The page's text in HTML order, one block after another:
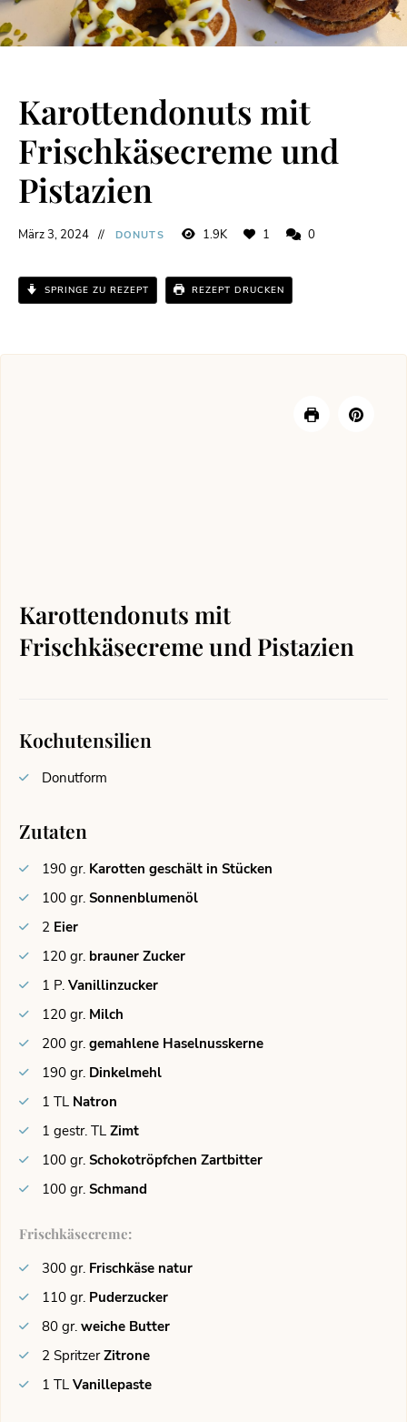
Karottendonuts mit
Frischkäsecreme und
Pistazien
März 3, 2024 DONUTS 1.9K 1 0
SPRINGE ZU REZEPT REZEPT DRUCKEN
Karottendonuts mit
Frischkäsecreme und Pistazien
Kochutensilien
Donutform
Zutaten
190 gr. Karotten geschält in Stücken
100 gr. Sonnenblumenöl
2 Eier
120 gr. brauner Zucker
1 P. Vanillinzucker
120 gr. Milch
200 gr. gemahlene Haselnusskerne
190 gr. Dinkelmehl
1 TL Natron
1 gestr. TL Zimt
100 gr. Schokotröpfchen Zartbitter
100 gr. Schmand
Frischkäsecreme:
300 gr. Frischkäse natur
110 gr. Puderzucker
80 gr. weiche Butter
2 Spritzer Zitrone
1 TL Vanillepaste